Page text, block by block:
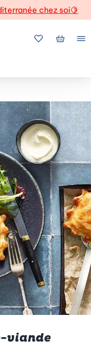
chez soi🍋
Mes favoris
Mon
viande